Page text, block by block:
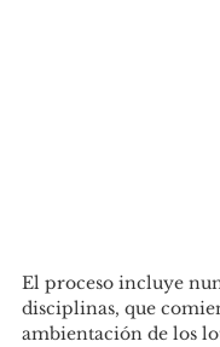
El proceso incluye
disciplinas, que
ambientación de los